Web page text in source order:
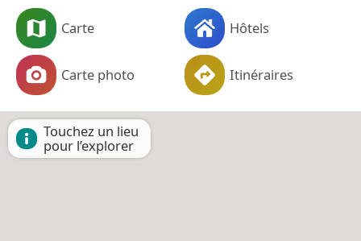
Carte Hôtels
Carte photo Itinéraires
Touchez un lieu
pour l’explorer